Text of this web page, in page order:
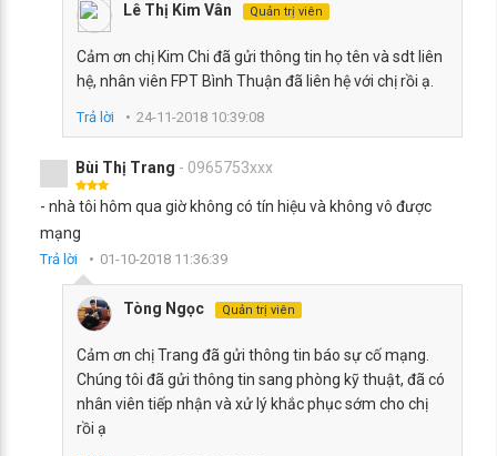
Lê Thị Kim Vân Quản trị viên
Cảm ơn chị Kim Chi đã gửi thông tin họ tên và sdt liên
hệ, nhân viên FPT Bình Thuận đã liên hệ với chị rồi ạ.
Trả lời 24-11-2018 10:39:08
Bùi Thị Trang - 0965753xxx
- nhà tôi hôm qua giờ không có tín hiệu và không vô được
mạng
Trả lời 01-10-2018 11:36:39
Tòng Ngọc Quản trị viên
Cảm ơn chị Trang đã gửi thông tin báo sự cố mạng.
Chúng tôi đã gửi thông tin sang phòng kỹ thuật, đã có
nhân viên tiếp nhận và xử lý khắc phục sớm cho chị
rồi ạ